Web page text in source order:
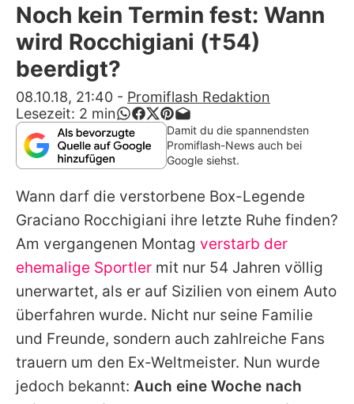
Alle Themen auf Promiflash
App runterladen
Team
Redaktionelle Richtlinien
Impressum
Datenschutzerklärung
Nutzungsbedingungen
Utiq verwalten
Noch kein Termin fest: Wann
wird Rocchigiani (†54)
beerdigt?
08.10.18, 21:40 - Promiflash Redaktion
Lesezeit: 2 min
Damit du die spannendsten
Promiflash-News auch bei
Google siehst.
Wann darf die verstorbene Box-Legende
Graciano Rocchigiani ihre letzte Ruhe finden?
Am vergangenen Montag verstarb der
ehemalige Sportler mit nur 54 Jahren völlig
unerwartet, als er auf Sizilien von einem Auto
überfahren wurde. Nicht nur seine Familie
und Freunde, sondern auch zahlreiche Fans
trauern um den Ex-Weltmeister. Nun wurde
jedoch bekannt: Auch eine Woche nach